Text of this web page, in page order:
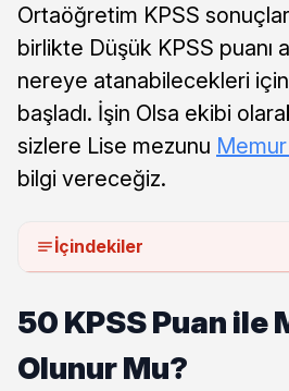
Ortaöğretim KPSS
birlikte Düşük KPSS puanı
nereye atanabilecekleri için
başladı. İşin Olsa ekibi
sizlere Lise mezunu Memur
bilgi vereceğiz.
İçindekiler
50 KPSS Puan ile
Olunur Mu?